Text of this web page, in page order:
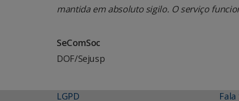
mantida em absoluto sigilo. O serviço
SeComSoc
DOF/Sejusp
LGPD